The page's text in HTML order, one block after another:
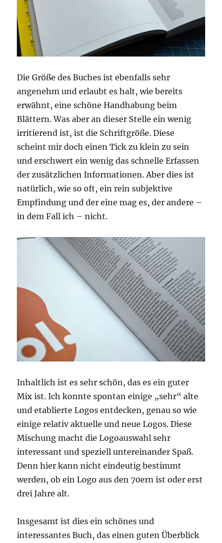
Die Größe des Buches ist ebenfalls sehr
angenehm und erlaubt es halt, wie bereits
erwähnt, eine schöne Handhabung beim
Blättern. Was aber an dieser Stelle ein wenig
irritierend ist, ist die Schriftgröße. Diese
scheint mir doch einen Tick zu klein zu sein
und erschwert ein wenig das schnelle Erfassen
der zusätzlichen Informationen. Aber dies ist
natürlich, wie so oft, ein rein subjektive
Empfindung und der eine mag es, der andere –
in dem Fall ich – nicht.
Inhaltlich ist es sehr schön, das es ein guter
Mix ist. Ich konnte spontan einige „sehr“ alte
und etablierte Logos entdecken, genau so wie
einige relativ aktuelle und neue Logos. Diese
Mischung macht die Logoauswahl sehr
interessant und speziell untereinander Spaß.
Denn hier kann nicht eindeutig bestimmt
werden, ob ein Logo aus den 70ern ist oder erst
drei Jahre alt.
Insgesamt ist dies ein schönes und
interessantes Buch, das einen guten Überblick